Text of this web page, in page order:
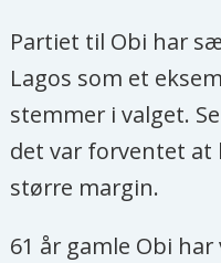
Partiet til Obi har
Lagos som et
stemmer i valget.
det var forventet at
større margin.
61 år gamle Obi